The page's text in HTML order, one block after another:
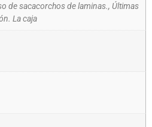
de sacacorchos de laminas., Últimas
La caja